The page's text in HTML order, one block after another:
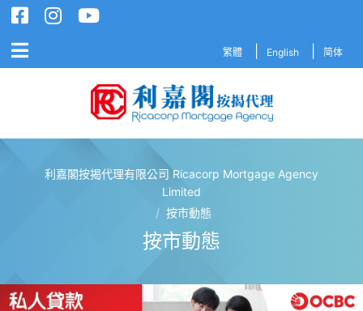
繁體 English 简体
利嘉閣按揭代理有限公司 Ricacorp Mortgage Agency
Limited
/ 按市動態
按市動態